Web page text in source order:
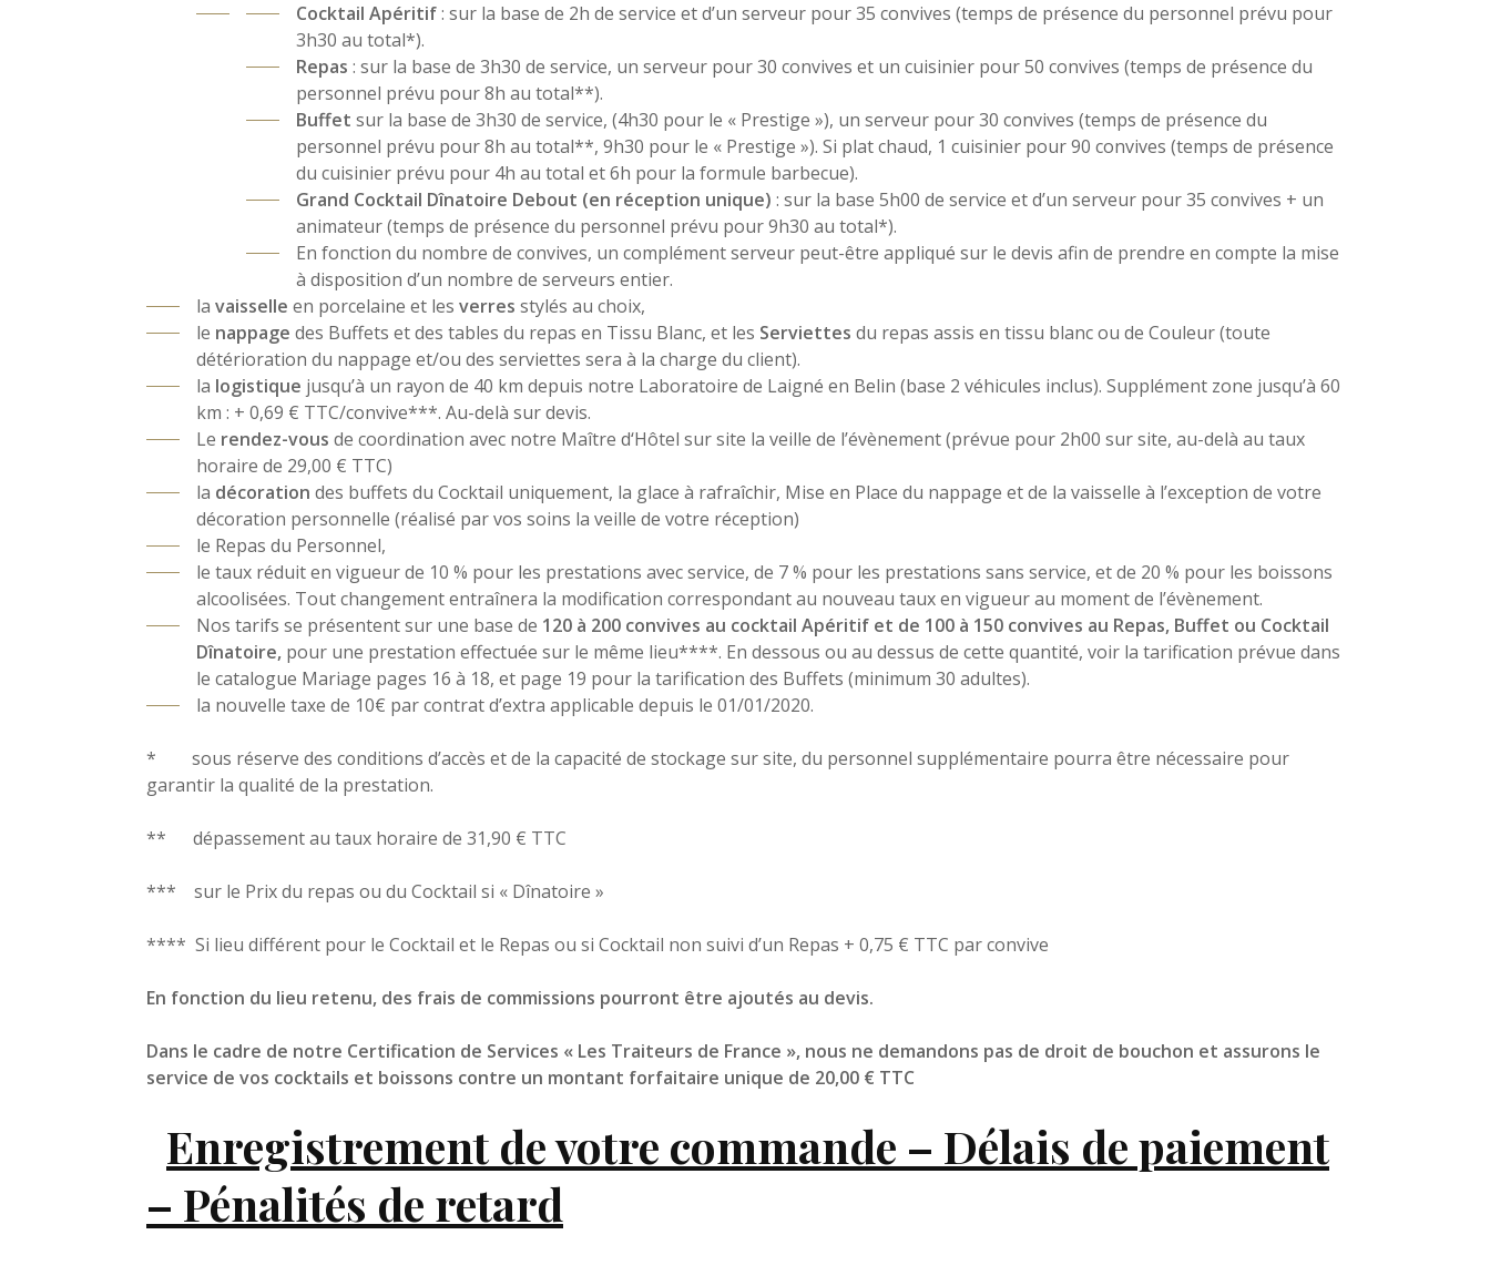
Prestations
Cartes
À propos
Témoignages
Nos partenaires
Nos clients
Développement durable
Cocktail Apéritif: sur la base de 2h de service et d’un serveur pour 35 convives (temps de présence du personnel prévu pour
3h30 au total*).
Repas : sur la base de 3h30 de service, un serveur pour 30 convives et un cuisinier pour 50 convives (temps de présence du
personnel prévu pour 8h au total**).
Buffet sur la base de 3h30 de service, (4h30 pour le « Prestige »), un serveur pour 30 convives (temps de présence du
personnel prévu pour 8h au total**, 9h30 pour le « Prestige »). Si plat chaud, 1 cuisinier pour 90 convives (temps de présence
du cuisinier prévu pour 4h au total et 6h pour la formule barbecue).
Grand Cocktail Dînatoire Debout (en réception unique) : sur la base 5h00 de service et d’un serveur pour 35 convives + un
animateur (temps de présence du personnel prévu pour 9h30 au total*).
En fonction du nombre de convives, un complément serveur peut-être appliqué sur le devis afin de prendre en compte la mise
à disposition d’un nombre de serveurs entier.
la vaisselle en porcelaine et les verres stylés au choix,
le nappage des Buffets et des tables du repas en Tissu Blanc, et les Serviettes du repas assis en tissu blanc ou de Couleur (toute
détérioration du nappage et/ou des serviettes sera à la charge du client).
la logistique jusqu’à un rayon de 40 km depuis notre Laboratoire de Laigné en Belin (base 2 véhicules inclus). Supplément zone jusqu’à 60
km : + 0,69 € TTC/convive***. Au-delà sur devis.
Le rendez-vous de coordination avec notre Maître d‘Hôtel sur site la veille de l’évènement (prévue pour 2h00 sur site, au-delà au taux
horaire de 29,00 € TTC)
la décoration des buffets du Cocktail uniquement, la glace à rafraîchir, Mise en Place du nappage et de la vaisselle à l’exception de votre
décoration personnelle (réalisé par vos soins la veille de votre réception)
le Repas du Personnel,
le taux réduit en vigueur de 10 % pour les prestations avec service, de 7 % pour les prestations sans service, et de 20 % pour les boissons
alcoolisées. Tout changement entraînera la modification correspondant au nouveau taux en vigueur au moment de l’évènement.
Nos tarifs se présentent sur une base de 120 à 200 convives au cocktail Apéritif et de 100 à 150 convives au Repas, Buffet ou Cocktail
Dînatoire, pour une prestation effectuée sur le même lieu****. En dessous ou au dessus de cette quantité, voir la tarification prévue dans
le catalogue Mariage pages 16 à 18, et page 19 pour la tarification des Buffets (minimum 30 adultes).
la nouvelle taxe de 10€ par contrat d’extra applicable depuis le 01/01/2020.
* sous réserve des conditions d’accès et de la capacité de stockage sur site, du personnel supplémentaire pourra être nécessaire pour
garantir la qualité de la prestation.
** dépassement au taux horaire de 31,90 € TTC
*** sur le Prix du repas ou du Cocktail si « Dînatoire »
**** Si lieu différent pour le Cocktail et le Repas ou si Cocktail non suivi d’un Repas + 0,75 € TTC par convive
En fonction du lieu retenu, des frais de commissions pourront être ajoutés au devis.
Dans le cadre de notre Certification de Services « Les Traiteurs de France », nous ne demandons pas de droit de bouchon et assurons le
service de vos cocktails et boissons contre un montant forfaitaire unique de 20,00 € TTC
Enregistrement de votre commande – Délais de paiement
– Pénalités de retard